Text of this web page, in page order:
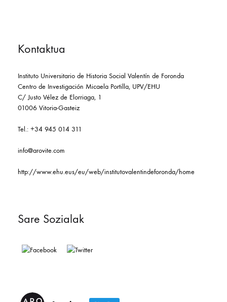
Kontaktua
Instituto Universitario de Historia Social Valentín de Foronda
Centro de Investigación Micaela Portilla, UPV/EHU
C/ Justo Vélez de Elorriaga, 1
01006 Vitoria-Gasteiz
Tel.: +34 945 014 311
info@arovite.com
http://www.ehu.eus/eu/web/institutovalentindeforonda/home
Sare Sozialak